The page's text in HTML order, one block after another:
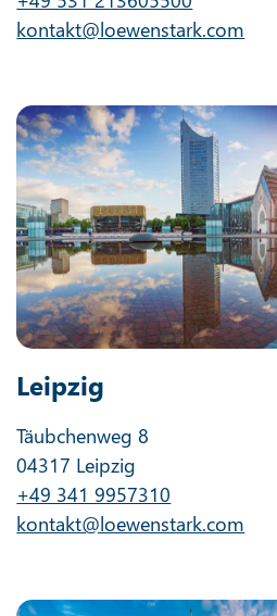
kontakt@loewenstark.com
Leipzig
Täubchenweg 8
04317 Leipzig
+49 341 9957310
kontakt@loewenstark.com